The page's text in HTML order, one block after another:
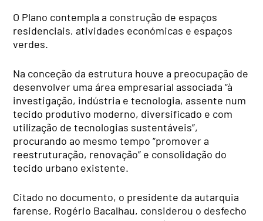
O Plano contempla a construção de espaços
residenciais, atividades económicas e espaços
verdes.
Na conceção da estrutura houve a preocupação de
desenvolver uma área empresarial associada “à
investigação, indústria e tecnologia, assente num
tecido produtivo moderno, diversificado e com
utilização de tecnologias sustentáveis”,
procurando ao mesmo tempo “promover a
reestruturação, renovação” e consolidação do
tecido urbano existente.
Citado no documento, o presidente da autarquia
farense, Rogério Bacalhau, considerou o desfecho